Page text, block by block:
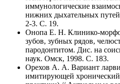
иммунологические
нижних дыхательных
2-3. C. 19.
Онопа Е. Н. Клинико-
зубов, зубных рядов,
пародонтитом. Дис. на
наук. Омск, 1998. C. 183.
Орехов А. А. Вариант
имитирующей хронический